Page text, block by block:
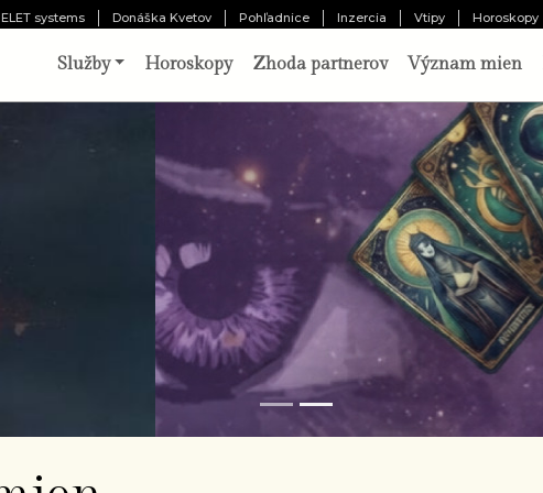
ELET systems Donáška Kvetov Pohľadnice Inzercia Vtipy Horoskopy
Služby Horoskopy Zhoda partnerov Význam mien
Čo vám pripravil osud?
Nechajte tri karty prehovoriť o vašej minulosti,
prítomnosti a budúcnosti. Výklad pripravený
Odhaliť